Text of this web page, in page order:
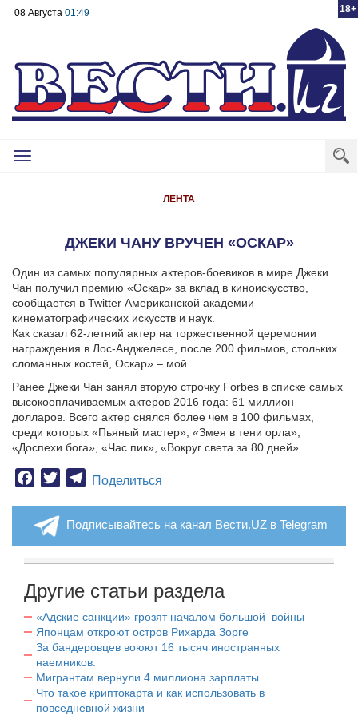
18+
08 Августа 01:49
Toggle
ЛЕНТА
ДЖЕКИ ЧАНУ ВРУЧЕН «ОСКАР»
Один из самых популярных актеров-боевиков в мире Джеки
Чан получил премию «Оскар» за вклад в киноискусство,
сообщается в Twitter Американской академии
кинематографических искусств и наук.
Как сказал 62-летний актер на торжественной церемонии
награждения в Лос-Анджелесе, после 200 фильмов, стольких
сломанных костей, Оскар» – мой.
Ранее Джеки Чан занял вторую строчку Forbes в списке самых
высокооплачиваемых актеров 2016 года: 61 миллион
долларов. Всего актер снялся более чем в 100 фильмах,
среди которых «Пьяный мастер», «Змея в тени орла»,
«Доспехи бога», «Час пик», «Вокруг света за 80 дней».
Facebook
TwitterTelegram
Поделиться
Подписывайтесь на канал Вести.UZ в Telegram
Другие статьи раздела
«Адские санкции» грозят началом большой войны
Японцам откроют остров Рихарда Зорге
За бандеровцев воюют 16 тысяч иностранных
наемников.
Мигрантам вернули 4 миллиона зарплаты.
Что такое криптокарта и как использовать в
повседневной жизни